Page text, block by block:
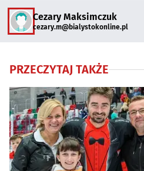
Cezary Maksimczuk
cezary.m@bialystokonline.pl
PRZECZYTAJ TAKŻE